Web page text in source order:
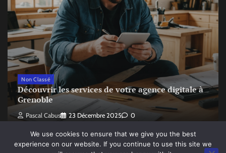
Non Classé
Découvrir les services de votre agence digitale à
Grenoble
Pascal Cabus 23 Décembre 2025 0
We use cookies to ensure that we give you the best
experience on our website. If you continue to use this site we